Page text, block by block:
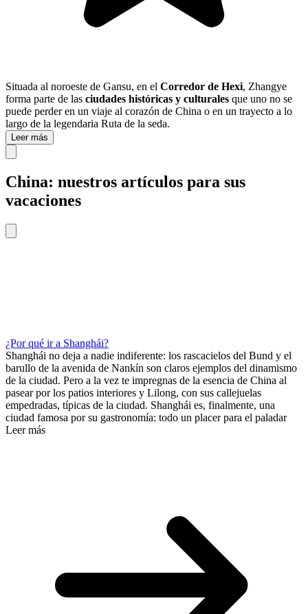
Situada al noroeste de Gansu, en el Corredor de Hexi, Zhangye
forma parte de las ciudades históricas y culturales que uno no se
puede perder en un viaje al corazón de China o en un trayecto a lo
largo de la legendaria Ruta de la seda.
Leer más
China: nuestros artículos para sus
vacaciones
¿Por qué ir a Shanghái?
Shanghái no deja a nadie indiferente: los rascacielos del Bund y el
barullo de la avenida de Nankín son claros ejemplos del dinamismo
de la ciudad. Pero a la vez te impregnas de la esencia de China al
pasear por los patios interiores y Lilong, con sus callejuelas
empedradas, típicas de la ciudad. Shanghái es, finalmente, una
ciudad famosa por su gastronomía: todo un placer para el paladar
Leer más